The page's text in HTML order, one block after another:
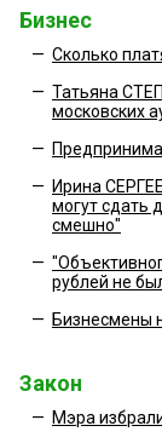
Бизнес
— Сколько
— Татьяна
московских
—
— Ирина
могут сдать
смешно"
—
рублей не
— Бизнесмены
Закон
— Мэра